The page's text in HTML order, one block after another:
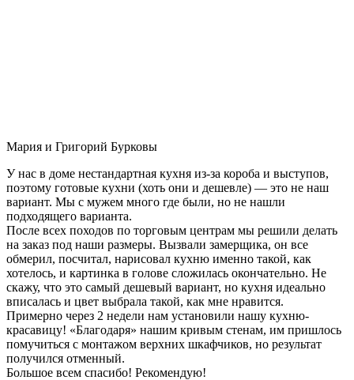
Мария и Григорий Бурковы
У нас в доме нестандартная кухня из-за короба и выступов,
поэтому готовые кухни (хоть они и дешевле) — это не наш
вариант. Мы с мужем много где были, но не нашли
подходящего варианта.
После всех походов по торговым центрам мы решили делать
на заказ под наши размеры. Вызвали замерщика, он все
обмерил, посчитал, нарисовал кухню именно такой, как
хотелось, и картинка в голове сложилась окончательно. Не
скажу, что это самый дешевый вариант, но кухня идеально
вписалась и цвет выбрала такой, как мне нравится.
Примерно через 2 недели нам установили нашу кухню-
красавицу! «Благодаря» нашим кривым стенам, им пришлось
помучиться с монтажом верхних шкафчиков, но результат
получился отменный.
Большое всем спасибо! Рекомендую!